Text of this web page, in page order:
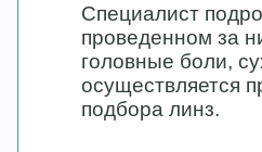
Специалист
проведенном за
головные боли,
осуществляется
подбора линз.